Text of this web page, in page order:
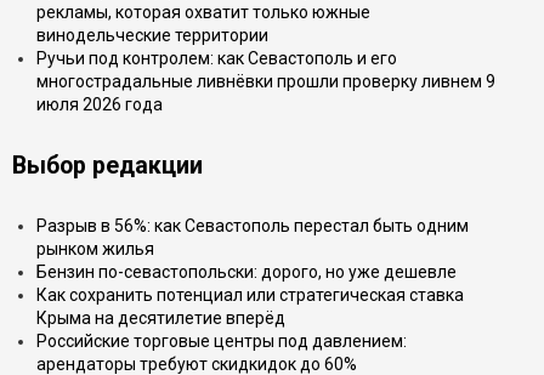
рекламы, которая охватит только южные
винодельческие территории
Ручьи под контролем: как Севастополь и его
многострадальные ливнёвки прошли проверку ливнем 9
июля 2026 года
Выбор редакции
Разрыв в 56%: как Севастополь перестал быть одним
рынком жилья
Бензин по-севастопольски: дорого, но уже дешевле
Как сохранить потенциал или стратегическая ставка
Крыма на десятилетие вперёд
Российские торговые центры под давлением:
арендаторы требуют скидкидок до 60%